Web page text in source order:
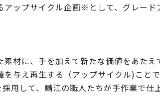
ップサイクル企画※として、グレー
材に、手を加えて新たな価値をあたえ
与え再生する（アップサイクル)こと
用して、鯖江の職人たちが手作業で仕